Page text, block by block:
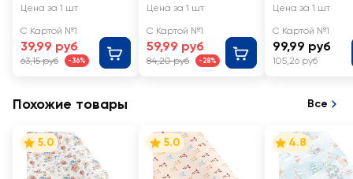
CITY HOME
0,5cмх10м
Цена за 1 шт
С Картой №1
39,99 руб
63,15 руб -36%
CITY HOME
22,7х18х10см,
Арт. M
Цена за 1 шт
С Картой №1
59,99 руб
84,20 руб -28%
д/денег c
Цена за 1 шт
С Картой №1
99,99 руб
105,26 руб
Похожие товары Все
5.0 5.0 4.8